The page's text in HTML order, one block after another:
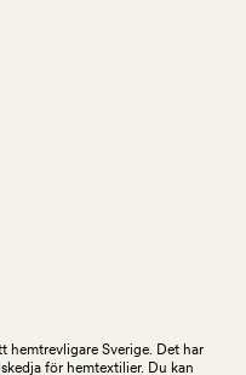
hemtrevligare Sverige. Det har
för hemtextilier. Du kan